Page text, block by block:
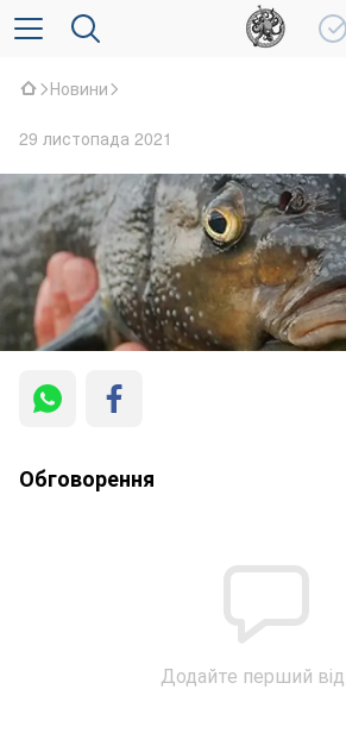
Новини
29 листопада 2021
Обговорення
Додайте перший